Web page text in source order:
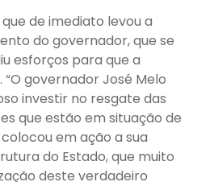
de imediato levou a
do governador, que se
esforços para que a
governador José Melo
investir no resgate das
que estão em situação de
em ação a sua
do Estado, que muito
deste verdadeiro